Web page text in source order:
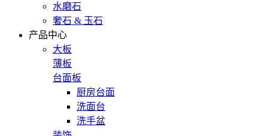
水磨石
奢石 & 玉石
产品中心
大板
薄板
台面板
厨房台面
洗面台
洗手盆